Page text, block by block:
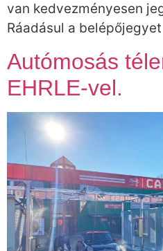
van kedvezményesen
Ráadásul a
Autómosás
EHRLE-vel.